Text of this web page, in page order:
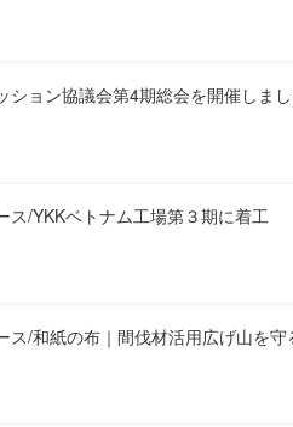
ション協議会第4期総会を開催しま
ス/YKKベトナム工場第３期に着工
ス/和紙の布｜間伐材活用広げ山を守